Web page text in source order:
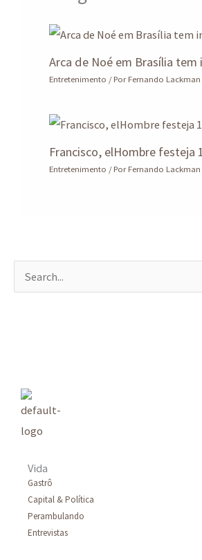
Arca de Noé em Brasília
Entretenimento / PorFernando Lackman
Francisco, elHombre festeja
Entretenimento / PorFernando Lackman
Vida
Gastrô
Capital & Política
Perambulando
Entrevistas